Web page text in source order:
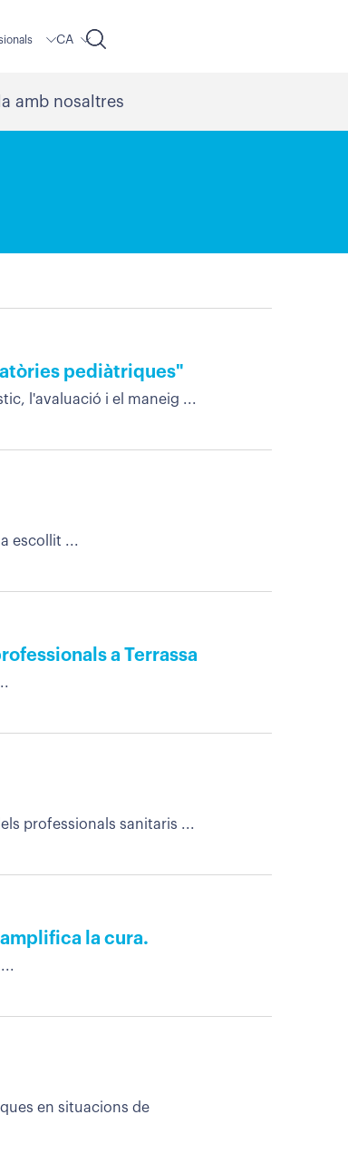
CA
amb nosaltres
pediàtriques"
l'avaluació i el maneig ...
escollit ...
a Terrassa
professionals sanitaris ...
la cura.
en situacions de